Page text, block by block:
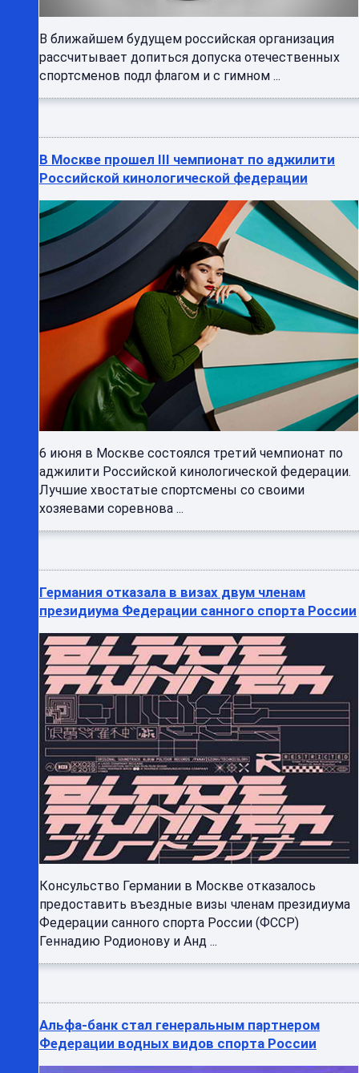
В ближайшем будущем российская организация
рассчитывает допиться допуска отечественных
спортсменов подл флагом и с гимном ...
В Москве прошел III чемпионат по аджилити
Российской кинологической федерации
6 июня в Москве состоялся третий чемпионат по
аджилити Российской кинологической федерации.
Лучшие хвостатые спортсмены со своими
хозяевами соревнова ...
Германия отказала в визах двум членам
президиума Федерации санного спорта России
Консульство Германии в Москве отказалось
предоставить въездные визы членам президиума
Федерации санного спорта России (ФССР)
Геннадию Родионову и Анд ...
Альфа-банк стал генеральным партнером
Федерации водных видов спорта России